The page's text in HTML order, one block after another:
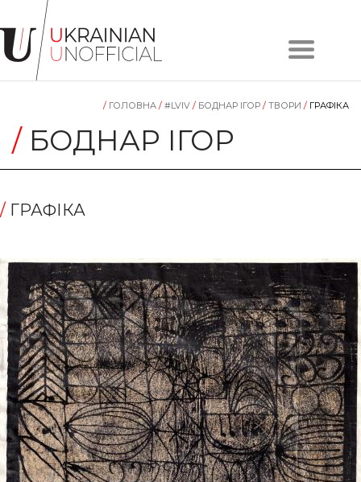
Головна
Твори
Колекції
Контакти
#KYIV
#LVIV
UA
ENG
/ ГОЛОВНА / #LVIV / БОДНАР ІГОР / TВОРИ / ГРАФІКА
/ БОДНАР ІГОР
/ ГРАФІКА